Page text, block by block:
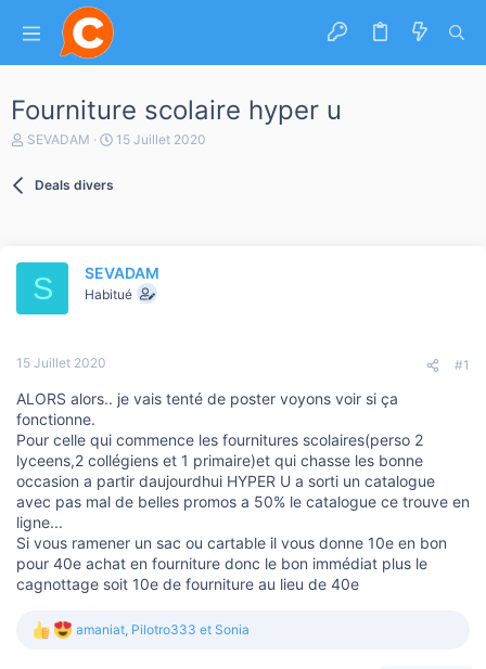
Fourniture scolaire hyper u
A
e
d
c
s
s
i
o
n
SEVADAM
D
b
u
15 Juillet 2020
Deals divers
S SEVADAM
Habitué
15 Juillet 2020 #1
ALORS alors.. je vais tenté de poster voyons voir si ça
fonctionne.
Pour celle qui commence les fournitures scolaires(perso 2
lyceens,2 collégiens et 1 primaire)et qui chasse les bonne
occasion a partir daujourdhui HYPER U a sorti un catalogue
avec pas mal de belles promos a 50% le catalogue ce trouve en
ligne...
Si vous ramener un sac ou cartable il vous donne 10e en bon
pour 40e achat en fourniture donc le bon immédiat plus le
cagnottage soit 10e de fourniture au lieu de 40e
L
amaniat, Pilotro333 et Sonia